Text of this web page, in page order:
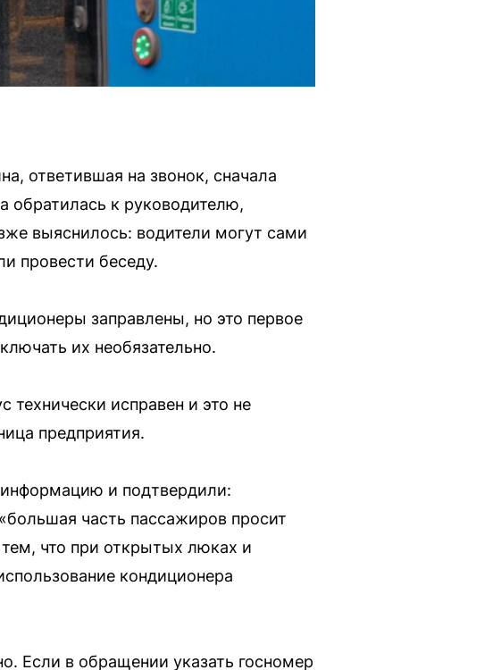
ответившая на звонок, сначала
обратилась к руководителю,
выяснилось: водители могут сами
провести беседу.
заправлены, но это первое
их необязательно.
технически исправен и это не
предприятия.
информацию и подтвердили:
часть пассажиров просит
что при открытых люках и
кондиционера
Если в обращении указать госномер